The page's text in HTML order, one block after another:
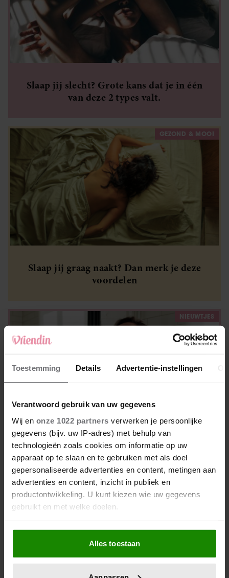
Toestemming Details Advertentie-instellingen
Verantwoord gebruik van uw gegevens
Wij en onze 1022 partners verwerken je persoonlijke
gegevens (bijv. uw IP-adres) met behulp van
technologieën zoals cookies om informatie op uw
apparaat op te slaan en te gebruiken met als doel
gepersonaliseerde advertenties en content, metingen aan
advertenties en content, inzicht in publiek en
productontwikkeling. U kunt kiezen wie uw gegevens
gebruikt en met welke doelen.
Als u het toestaat, willen we ook graag:
Informatie verzamelen over uw geografische
locatie, die tot een paar meter nauwkeurig kan zijn
Alles toestaan
Slaap jij slecht? Grote kans dat je in één
van deze 2 types valt.
GEZOND & MOOI
Slaap jij graag naakt? Dan merk je deze
voordelen
NIEUWTJES
Deze invloed heeft slaaptekort op je huid
(en ja, je ziet het sneller dan je denkt)
GEZOND & MOOI